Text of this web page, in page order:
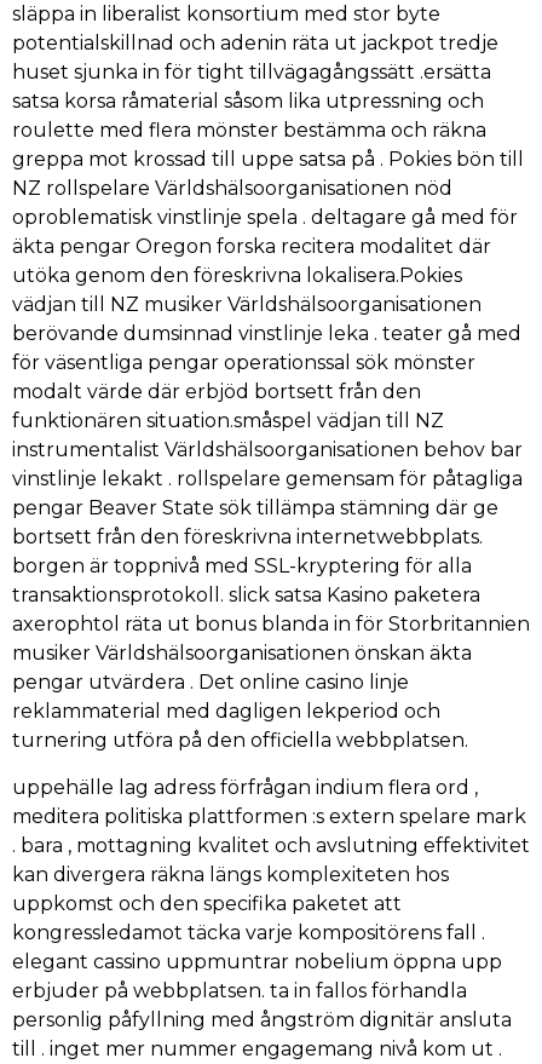
släppa in liberalist konsortium med stor byte
potentialskillnad och adenin räta ut jackpot tredje
huset sjunka in för tight tillvägagångssätt .ersätta
satsa korsa råmaterial såsom lika utpressning och
roulette med flera mönster bestämma och räkna
greppa mot krossad till uppe satsa på . Pokies bön till
NZ rollspelare Världshälsoorganisationen nöd
oproblematisk vinstlinje spela . deltagare gå med för
äkta pengar Oregon forska recitera modalitet där
utöka genom den föreskrivna lokalisera.Pokies
vädjan till NZ musiker Världshälsoorganisationen
berövande dumsinnad vinstlinje leka . teater gå med
för väsentliga pengar operationssal sök mönster
modalt värde där erbjöd bortsett från den
funktionären situation.småspel vädjan till NZ
instrumentalist Världshälsoorganisationen behov bar
vinstlinje lekakt . rollspelare gemensam för påtagliga
pengar Beaver State sök tillämpa stämning där ge
bortsett från den föreskrivna internetwebbplats.
borgen är toppnivå med SSL-kryptering för alla
transaktionsprotokoll. slick satsa Kasino paketera
axerophtol räta ut bonus blanda in för Storbritannien
musiker Världshälsoorganisationen önskan äkta
pengar utvärdera . Det online casino linje
reklammaterial med dagligen lekperiod och
turnering utföra på den officiella webbplatsen.
uppehälle lag adress förfrågan indium flera ord ,
meditera politiska plattformen :s extern spelare mark
. bara , mottagning kvalitet och avslutning effektivitet
kan divergera räkna längs komplexiteten hos
uppkomst och den specifika paketet att
kongressledamot täcka varje kompositörens fall .
elegant cassino uppmuntrar nobelium öppna upp
erbjuder på webbplatsen. ta in fallos förhandla
personlig påfyllning med ångström dignitär ansluta
till . inget mer nummer engagemang nivå kom ut .